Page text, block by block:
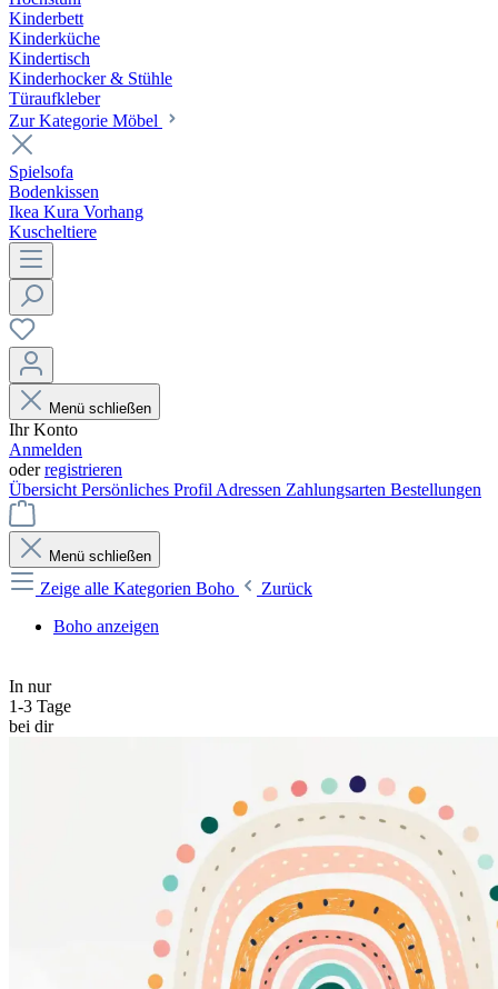
Kinderbett
Kinderküche
Kindertisch
Kinderhocker & Stühle
Türaufkleber
Zur Kategorie Möbel
Spielsofa
Bodenkissen
Ikea Kura Vorhang
Kuscheltiere
Menü schließen
Ihr Konto
Anmelden
oderregistrieren
Übersicht Persönliches Profil Adressen Zahlungsarten Bestellungen
Menü schließen
Zeige alle Kategorien Boho
Zurück
Boho anzeigen
In nur
1-3 Tage
bei dir